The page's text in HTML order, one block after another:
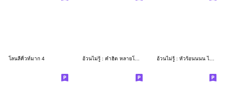
โลนลี่คิ้วท์มาก 4 อ้วนไม่รู้ : คำฮิต หลายโอกาส อ้วนไม่รู้ : หัวร้อนนนน ไฟท์ติ้งงงง